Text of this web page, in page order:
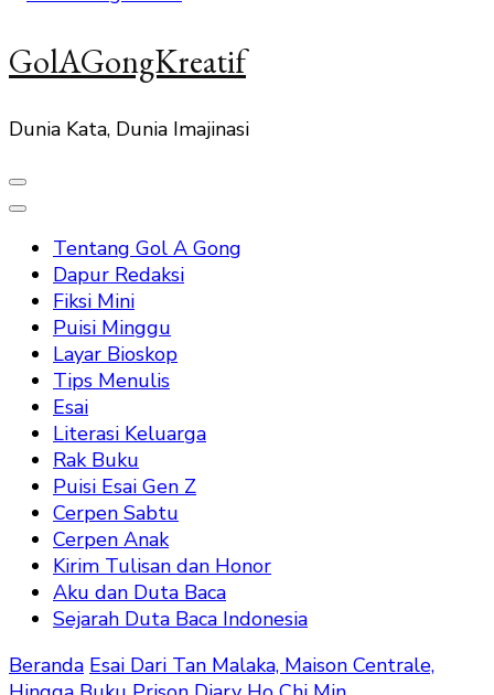
GolAGongKreatif
Dunia Kata, Dunia Imajinasi
Tentang Gol A Gong
Dapur Redaksi
Fiksi Mini
Puisi Minggu
Layar Bioskop
Tips Menulis
Esai
Literasi Keluarga
Rak Buku
Puisi Esai Gen Z
Cerpen Sabtu
Cerpen Anak
Kirim Tulisan dan Honor
Aku dan Duta Baca
Sejarah Duta Baca Indonesia
Beranda Esai Dari Tan Malaka, Maison Centrale,